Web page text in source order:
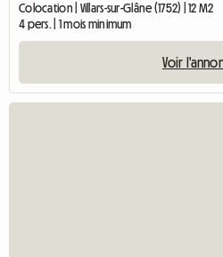
Colocation | Villars-sur-Glâne (1752) | 12 M2
4 pers. | 1 mois minimum
Voir